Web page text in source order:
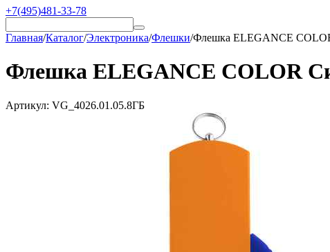
+7(495)481-33-78
Главная/Каталог/Электроника/Флешки/Флешка ELEGANCE
Флешка ELEGANCE COLOR
Артикул: VG_4026.01.05.8ГБ